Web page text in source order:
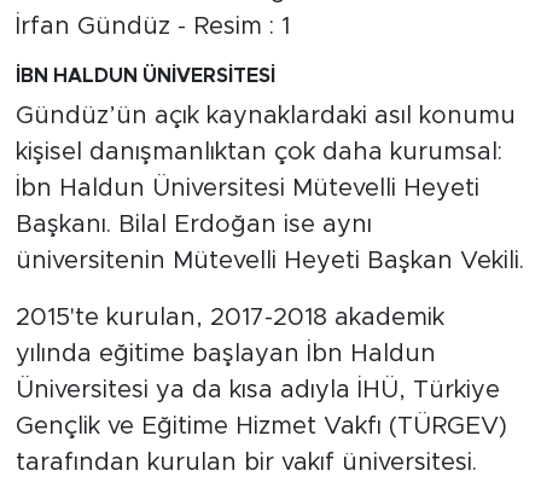
İBN HALDUN ÜNİVERSİTESİ
Gündüz’ün açık kaynaklardaki asıl konumu
kişisel danışmanlıktan çok daha kurumsal:
İbn Haldun Üniversitesi Mütevelli Heyeti
Başkanı. Bilal Erdoğan ise aynı
üniversitenin Mütevelli Heyeti Başkan Vekili.
2015'te kurulan, 2017-2018 akademik
yılında eğitime başlayan İbn Haldun
Üniversitesi ya da kısa adıyla İHÜ, Türkiye
Gençlik ve Eğitime Hizmet Vakfı (TÜRGEV)
tarafından kurulan bir vakıf üniversitesi.